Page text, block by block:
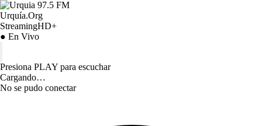
Urquía.Org
StreamingHD+
● En Vivo
Presiona PLAY para escuchar
Cargando…
No se pudo conectar